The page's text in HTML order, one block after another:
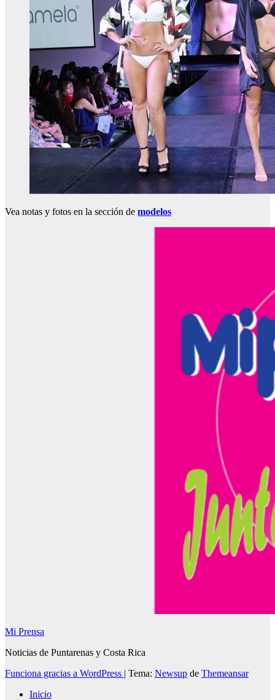
Vea notas y fotos en la sección de modelos
Mi Prensa
Noticias de Puntarenas y Costa Rica
Funciona gracias a WordPress | Tema: Newsup de Themeansar
Inicio